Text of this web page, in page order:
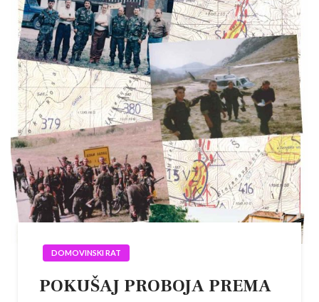
DOMOVINSKI RAT
POKUŠAJ PROBOJA PREMA